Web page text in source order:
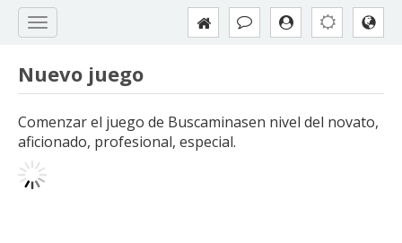
Nuevo juego
Comenzar el juego de Buscaminasen nivel del novato,
aficionado, profesional, especial.